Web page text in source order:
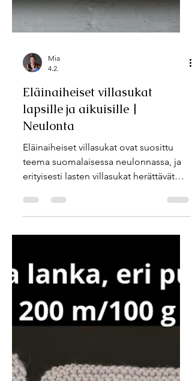
4.2.
Eläinaiheiset villasukat
lapsille ja aikuisille |
Neulonta
Eläinaiheiset villasukat ovat suosittu
teema suomalaisessa neulonnassa, ja
erityisesti lasten villasukat herättävät
mahdollisuuden harjoitella
kirjoneuletta hauskalla tavalla. Hyvän
vuonna 2020 ja nyt ohjeet ovat saatavilla
myös yksittäisinä ohjeina tai kuuden